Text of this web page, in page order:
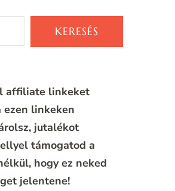
KERESÉS
affiliate linkeket
linkeken
jutalékot
támogatod a
hogy ez neked
jelentene!